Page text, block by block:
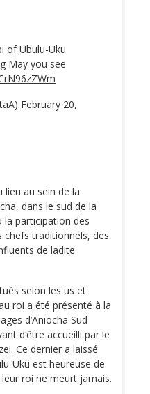
of Ubulu-Uku
May you see
February 20,
lieu au sein de la
dans le sud de la
la participation des
traditionnels, des
de ladite
selon les us et
roi a été présenté à la
d’Aniocha Sud
d‘être accueilli par le
Ce dernier a laissé
Uku est heureuse de
roi ne meurt jamais.